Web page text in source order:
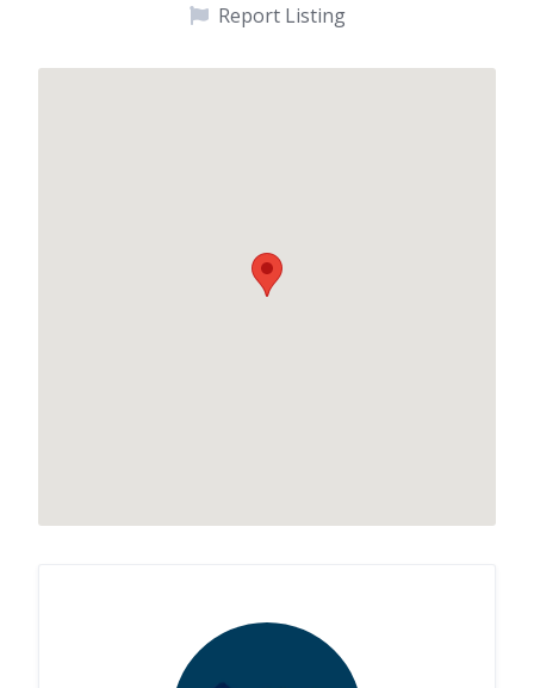
Report Listing